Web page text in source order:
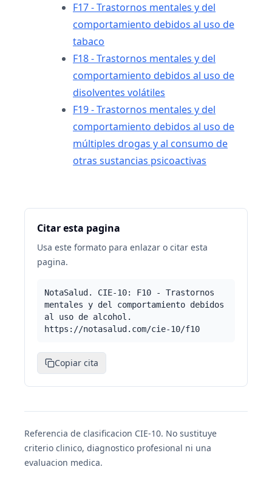
F17 - Trastornos mentales y del
comportamiento debidos al uso de
tabaco
F18 - Trastornos mentales y del
comportamiento debidos al uso de
disolventes volátiles
F19 - Trastornos mentales y del
comportamiento debidos al uso de
múltiples drogas y al consumo de
otras sustancias psicoactivas
Citar esta pagina
Usa este formato para enlazar o citar esta
pagina.
NotaSalud. CIE-10: F10 - Trastornos
mentales y del comportamiento debidos
al uso de alcohol.
https://notasalud.com/cie-10/f10
Copiar cita
Referencia de clasificacion CIE-10. No sustituye
criterio clinico, diagnostico profesional ni una
evaluacion medica.